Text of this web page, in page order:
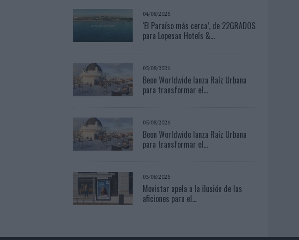
04/08/2026
‘El Paraíso más cerca’, de 22GRADOS
para Lopesan Hotels &...
05/08/2026
Beon Worldwide lanza Raíz Urbana
para transformar el...
05/08/2026
Beon Worldwide lanza Raíz Urbana
para transformar el...
03/08/2026
Movistar apela a la ilusión de las
aficiones para el...